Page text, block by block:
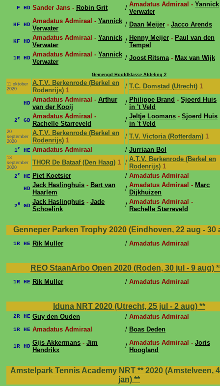
F HD Sander Jans - Robin Grit / Amadatus Admiraal - Yannick
Verwater
HF HD Amadatus Admiraal - Yannick
Verwater
/ Daan Meijer - Jacco Arends
KF HD Amadatus Admiraal - Yannick
Verwater
/ Henny Meijer - Paul van den
Tempel
1R HD Amadatus Admiraal - Yannick
Verwater
/ Joost Ritsma- Max van Wijk
Gemengd Hoofdklasse Afdeling 2
11 oktober
2020
A.T.V. Berkenrode (Berkel en
Rodenrijs) 1
/ T.C. Domstad (Utrecht) 1
HD Amadatus Admiraal - Arthur
van der Kooij
/ Philippe Brand - Sjoerd Huis
in 't Veld
2e GD
Amadatus Admiraal -
Rachelle Starreveld
/ Jeltje Loomans - Sjoerd Huis
in 't Veld
20
september
2020
A.T.V. Berkenrode (Berkel en
Rodenrijs) 1
/ T.V. Victoria (Rotterdam) 1
1e HE Amadatus Admiraal / Jurriaan Bol
13
september
2020
THOR De Bataaf (Den Haag) 1 / A.T.V. Berkenrode (Berkel en
Rodenrijs) 1
2e HE Piet Koetsier / Amadatus Admiraal
HD Jack Haslinghuis - Bart van
Haarlem
/ Amadatus Admiraal - Marc
Dijkhuizen
2e GD
Jack Haslinghuis - Jade
Schoelink
/ Amadatus Admiraal -
Rachelle Starreveld
Genneper Parken Trophy 2020 (Eindhoven, 22 aug - 30
1R HE Rik Muller / Amadatus Admiraal
REO StaanArbo Open 2020 (Roden, 30 jul - 9 aug)
1R HE Rik Muller / Amadatus Admiraal
Iduna NRT 2020 (Utrecht, 25 jul - 2 aug) **
2R HE Guy den Ouden / Amadatus Admiraal
1R HE Amadatus Admiraal / Boas Deden
1R HD Gijs Akkermans - Jim
Hendrikx
/ Amadatus Admiraal - Joris
Hoogland
Amstelpark Tennis Academy NRT ** 2020 (Amstelveen,
jan) **